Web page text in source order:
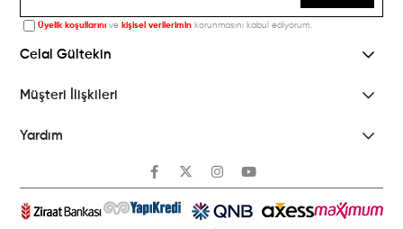
Üyelik koşullarını ve kişisel verilerimin korunmasını kabul ediyorum.
Celal Gültekin
Müşteri İlişkileri
Yardım